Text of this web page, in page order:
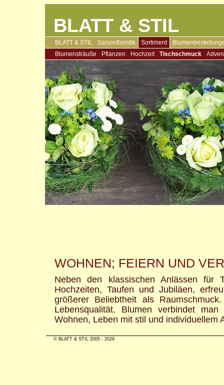
BLATT & STIL
BLATT & STIL Saisonfloristik Sortiment
Blumensträuße
Pflanzen Hochzeit Tischschmuck
WOHNEN; FEIERN UND
Neben den klassischen Anlässen für
Hochzeiten, Taufen und Jubiläen,
größerer Beliebtheit als
Lebensqualität. Blumen verbindet
Wohnen, Leben mit stil und individuellem
© BLATT & STIL 2005 - 2026